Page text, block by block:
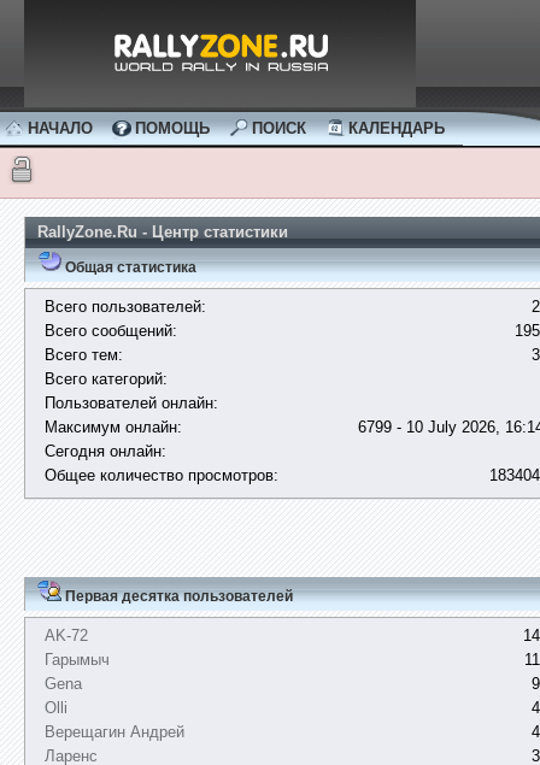
НАЧАЛО ПОМОЩЬ ПОИСК КАЛЕНДАРЬ
RallyZone.Ru - Центр статистики
Общая статистика
Всего пользователей:
Всего сообщений:
Всего тем:
Всего категорий:
Пользователей онлайн:
Максимум онлайн:
6799 - 10 July 2026,
Сегодня онлайн:
Общее количество просмотров:
Первая десятка пользователей
AK-72
Гарымыч
Gena
Olli
Верещагин Андрей
Ларенс